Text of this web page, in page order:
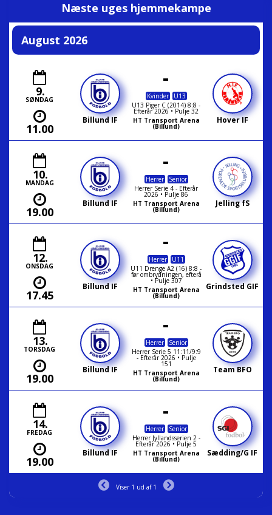
Næste uges hjemmekampe
August 2026
9.
SØNDAG
11.00
Billund IF
-
Kvinder
U13
U13 Piger C (2014) 8:8 -
Efterår 2026 • Pulje 32
HT Transport Arena
(Billund)
Hover IF
10.
MANDAG
19.00
Billund IF
-
Herrer
Senior
Herrer Serie 4 - Efterår
2026 • Pulje 86
HT Transport Arena
(Billund)
Jelling fS
12.
ONSDAG
17.45
Billund IF
-
Herrer
U11
U11 Drenge A2 (16) 8:8 -
før ombrydningen, efterå
• Pulje 307
HT Transport Arena
(Billund)
Grindsted GIF
13.
TORSDAG
19.00
Billund IF
-
Herrer
Senior
Herrer Serie 5 11:11/9:9
- Efterår 2026 • Pulje
151
HT Transport Arena
(Billund)
Team BFO
14.
FREDAG
19.00
Billund IF
-
Herrer
Senior
Herrer Jyllandsserien 2 -
Efterår 2026 • Pulje 5
HT Transport Arena
(Billund)
Sædding/G IF
Viser 1 ud af 1